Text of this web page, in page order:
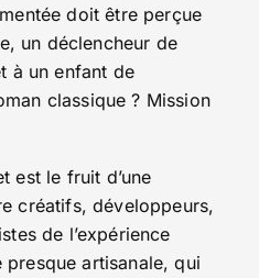
doit être perçue
un déclencheur de
à un enfant de
classique ? Mission
est le fruit d’une
créatifs, développeurs,
de l’expérience
presque artisanale, qui